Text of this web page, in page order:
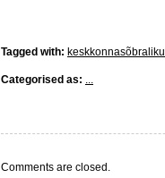
Tagged with:
Categorised as: ...
Comments are closed.